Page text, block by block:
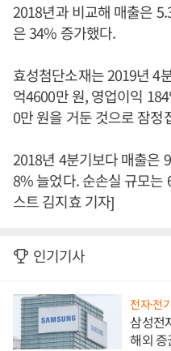
2018년과 비교해 매출은
은 34% 증가했다.
효성첨단소재는 2019년 4
억4600만 원, 영업이익
0만 원을 거둔 것으로 잠정
2018년 4분기보다 매출은
8% 늘었다. 순손실 규모는
스트 김지효 기자]
인기기사
전자·전
삼성전
해외